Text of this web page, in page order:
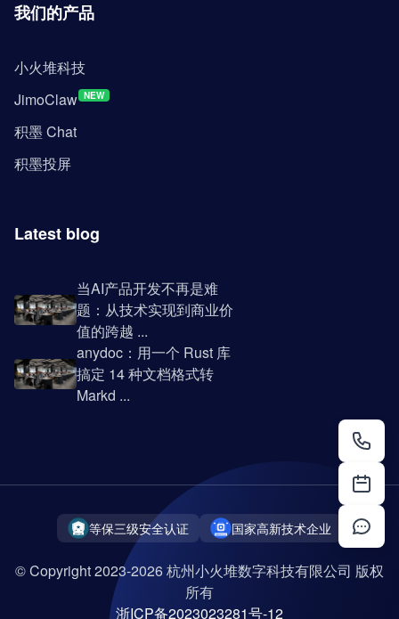
我们的产品
小火堆科技
JimoClaw NEW
积墨 Chat
积墨投屏
Latest blog
当AI产品开发不再是难
题：从技术实现到商业价
值的跨越 ...
anydoc：用一个 Rust 库
搞定 14 种文档格式转
Markd ...
等保三级安全认证 国家高新技术企业
© Copyright 2023-2026 杭州小火堆数字科技有限公司 版权
所有
浙ICP备2023023281号-12